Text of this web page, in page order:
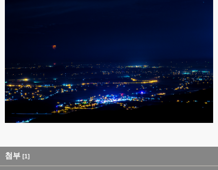
첨부 [1]